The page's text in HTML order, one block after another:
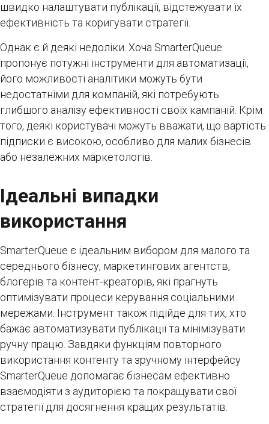
швидко налаштувати публікації, відстежувати їх
ефективність та коригувати стратегії.
Однак є й деякі недоліки. Хоча SmarterQueue
пропонує потужні інструменти для автоматизації,
його можливості аналітики можуть бути
недостатніми для компаній, які потребують
глибшого аналізу ефективності своїх кампаній. Крім
того, деякі користувачі можуть вважати, що вартість
підписки є високою, особливо для малих бізнесів
або незалежних маркетологів.
Ідеальні випадки
використання
SmarterQueue є ідеальним вибором для малого та
середнього бізнесу, маркетингових агентств,
блогерів та контент-креаторів, які прагнуть
оптимізувати процеси керування соціальними
мережами. Інструмент також підійде для тих, хто
бажає автоматизувати публікації та мінімізувати
ручну працю. Завдяки функціям повторного
використання контенту та зручному інтерфейсу
SmarterQueue допомагає бізнесам ефективно
взаємодіяти з аудиторією та покращувати свої
стратегії для досягнення кращих результатів.